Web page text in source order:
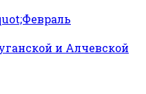
и Алчевской